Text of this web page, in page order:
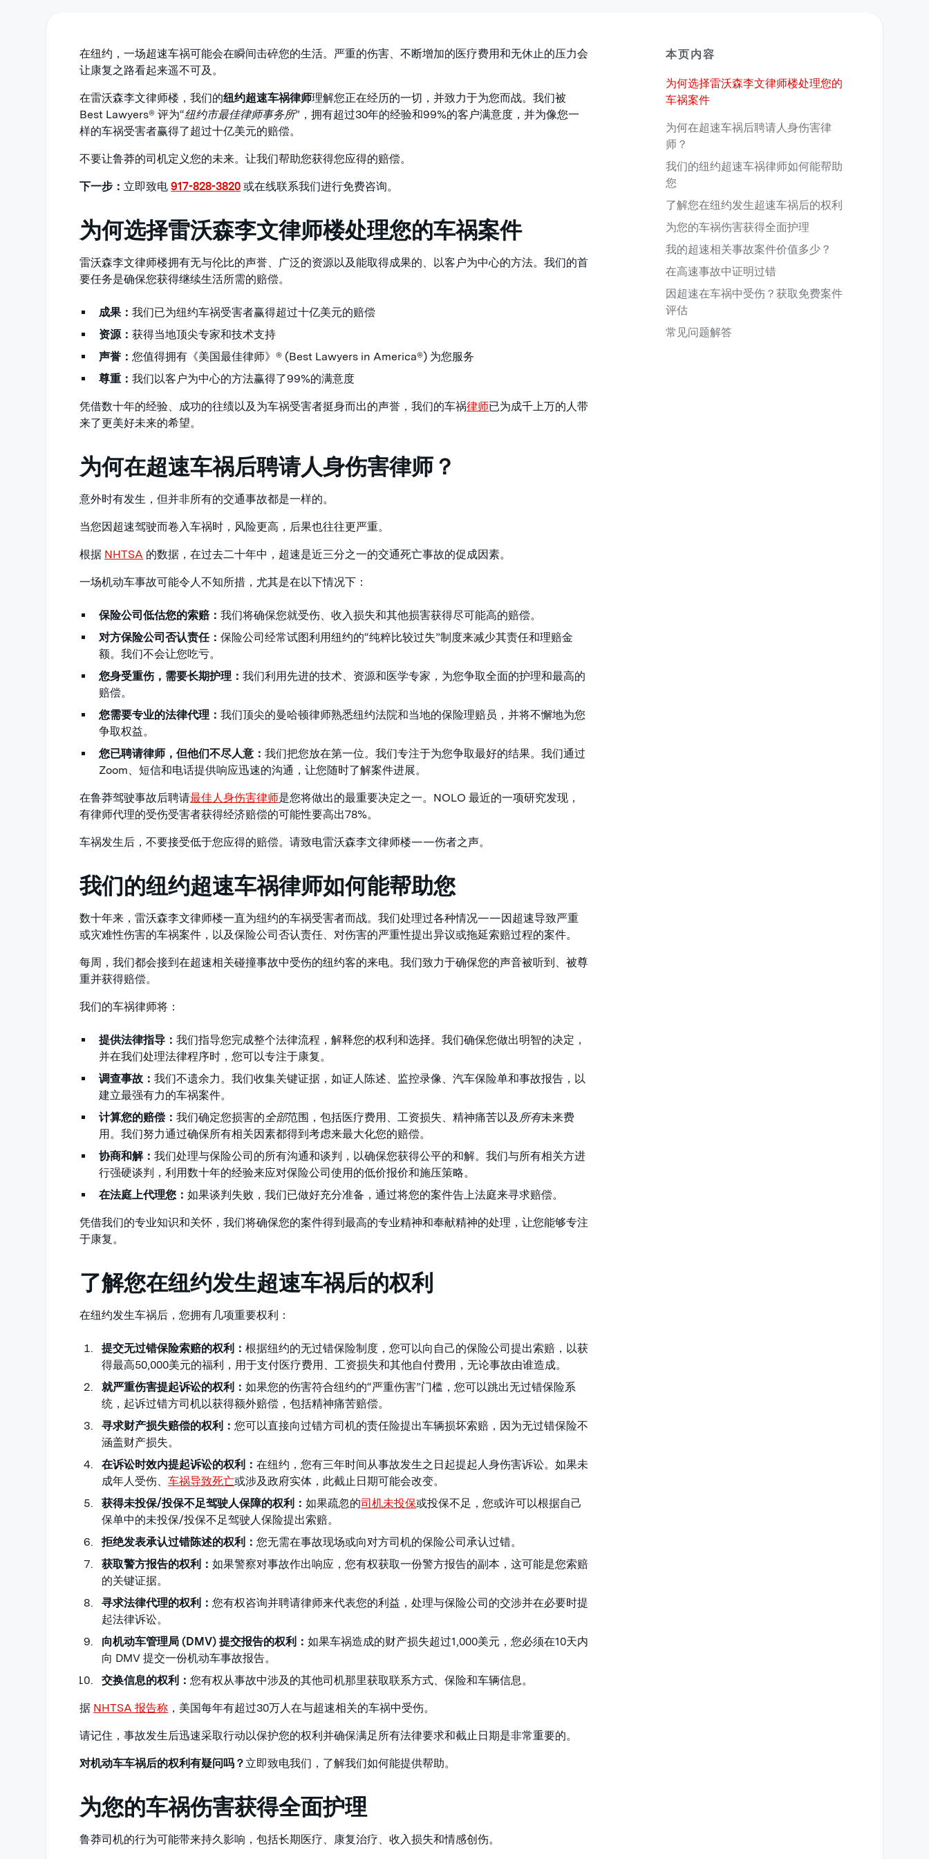
在纽约，一场超速车祸可能会在瞬间击碎您的生活。严重的伤害、不断增加的医疗费用和无休止的压力会
让康复之路看起来遥不可及。
在雷沃森李文律师楼，我们的纽约超速车祸律师理解您正在经历的一切，并致力于为您而战。我们被
Best Lawyers® 评为“纽约市最佳律师事务所”，拥有超过30年的经验和99%的客户满意度，并为像您一
样的车祸受害者赢得了超过十亿美元的赔偿。
不要让鲁莽的司机定义您的未来。让我们帮助您获得您应得的赔偿。
下一步： 立即致电917-828-3820 或在线联系我们进行免费咨询。
为何选择雷沃森李文律师楼处理您的车祸案件
雷沃森李文律师楼拥有无与伦比的声誉、广泛的资源以及能取得成果的、以客户为中心的方法。我们的首
要任务是确保您获得继续生活所需的赔偿。
成果：我们已为纽约车祸受害者赢得超过十亿美元的赔偿
资源：获得当地顶尖专家和技术支持
声誉：您值得拥有《美国最佳律师》® (Best Lawyers in America®) 为您服务
尊重：我们以客户为中心的方法赢得了99%的满意度
凭借数十年的经验、成功的往绩以及为车祸受害者挺身而出的声誉，我们的车祸律师已为成千上万的人带
来了更美好未来的希望。
为何在超速车祸后聘请人身伤害律师？
意外时有发生，但并非所有的交通事故都是一样的。
当您因超速驾驶而卷入车祸时，风险更高，后果也往往更严重。
根据 NHTSA 的数据，在过去二十年中，超速是近三分之一的交通死亡事故的促成因素。
一场机动车事故可能令人不知所措，尤其是在以下情况下：
保险公司低估您的索赔：我们将确保您就受伤、收入损失和其他损害获得尽可能高的赔偿。
对方保险公司否认责任：保险公司经常试图利用纽约的“纯粹比较过失”制度来减少其责任和理赔金
额。我们不会让您吃亏。
您身受重伤，需要长期护理：我们利用先进的技术、资源和医学专家，为您争取全面的护理和最高的
赔偿。
您需要专业的法律代理：我们顶尖的曼哈顿律师熟悉纽约法院和当地的保险理赔员，并将不懈地为您
争取权益。
您已聘请律师，但他们不尽人意：我们把您放在第一位。我们专注于为您争取最好的结果。我们通过
Zoom、短信和电话提供响应迅速的沟通，让您随时了解案件进展。
在鲁莽驾驶事故后聘请最佳人身伤害律师是您将做出的最重要决定之一。NOLO 最近的一项研究发现，
有律师代理的受伤受害者获得经济赔偿的可能性要高出78%。
车祸发生后，不要接受低于您应得的赔偿。请致电雷沃森李文律师楼——伤者之声。
我们的纽约超速车祸律师如何能帮助您
数十年来，雷沃森李文律师楼一直为纽约的车祸受害者而战。我们处理过各种情况——因超速导致严重
或灾难性伤害的车祸案件，以及保险公司否认责任、对伤害的严重性提出异议或拖延索赔过程的案件。
每周，我们都会接到在超速相关碰撞事故中受伤的纽约客的来电。我们致力于确保您的声音被听到、被尊
重并获得赔偿。
我们的车祸律师将：
提供法律指导：我们指导您完成整个法律流程，解释您的权利和选择。我们确保您做出明智的决定，
并在我们处理法律程序时，您可以专注于康复。
调查事故：我们不遗余力。我们收集关键证据，如证人陈述、监控录像、汽车保险单和事故报告，以
建立最强有力的车祸案件。
计算您的赔偿：我们确定您损害的全部范围，包括医疗费用、工资损失、精神痛苦以及 所有未来费
用。我们努力通过确保所有相关因素都得到考虑来最大化您的赔偿。
协商和解：我们处理与保险公司的所有沟通和谈判，以确保您获得公平的和解。我们与所有相关方进
行强硬谈判，利用数十年的经验来应对保险公司使用的低价报价和施压策略。
在法庭上代理您：如果谈判失败，我们已做好充分准备，通过将您的案件告上法庭来寻求赔偿。
凭借我们的专业知识和关怀，我们将确保您的案件得到最高的专业精神和奉献精神的处理，让您能够专注
于康复。
了解您在纽约发生超速车祸后的权利
在纽约发生车祸后，您拥有几项重要权利：
提交无过错保险索赔的权利：根据纽约的无过错保险制度，您可以向自己的保险公司提出索赔，以获
得最高50,000美元的福利，用于支付医疗费用、工资损失和其他自付费用，无论事故由谁造成。
就严重伤害提起诉讼的权利：如果您的伤害符合纽约的“严重伤害”门槛，您可以跳出无过错保险系
统，起诉过错方司机以获得额外赔偿，包括精神痛苦赔偿。
寻求财产损失赔偿的权利：您可以直接向过错方司机的责任险提出车辆损坏索赔，因为无过错保险不
涵盖财产损失。
在诉讼时效内提起诉讼的权利：在纽约，您有三年时间从事故发生之日起提起人身伤害诉讼。如果未
成年人受伤、车祸导致死亡或涉及政府实体，此截止日期可能会改变。
获得未投保/投保不足驾驶人保障的权利：如果疏忽的司机未投保或投保不足，您或许可以根据自己
保单中的未投保/投保不足驾驶人保险提出索赔。
拒绝发表承认过错陈述的权利：您无需在事故现场或向对方司机的保险公司承认过错。
获取警方报告的权利：如果警察对事故作出响应，您有权获取一份警方报告的副本，这可能是您索赔
的关键证据。
寻求法律代理的权利：您有权咨询并聘请律师来代表您的利益，处理与保险公司的交涉并在必要时提
起法律诉讼。
向机动车管理局 (DMV) 提交报告的权利：如果车祸造成的财产损失超过1,000美元，您必须在10天内
向 DMV 提交一份机动车事故报告。
交换信息的权利：您有权从事故中涉及的其他司机那里获取联系方式、保险和车辆信息。
据 NHTSA 报告称 ，美国每年有超过30万人在与超速相关的车祸中受伤。
请记住，事故发生后迅速采取行动以保护您的权利并确保满足所有法律要求和截止日期是非常重要的。
对机动车车祸后的权利有疑问吗？ 立即致电我们，了解我们如何能提供帮助。
为您的车祸伤害获得全面护理
鲁莽司机的行为可能带来持久影响，包括长期医疗、康复治疗、收入损失和情感创伤。
本页内容
为何选择雷沃森李文律师楼处理您的
车祸案件
为何在超速车祸后聘请人身伤害律
师？
我们的纽约超速车祸律师如何能帮助
您
了解您在纽约发生超速车祸后的权利
为您的车祸伤害获得全面护理
我的超速相关事故案件价值多少？
在高速事故中证明过错
因超速在车祸中受伤？获取免费案件
评估
常见问题解答